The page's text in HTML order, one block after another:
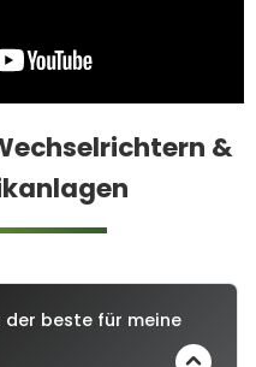
&
beste für meine